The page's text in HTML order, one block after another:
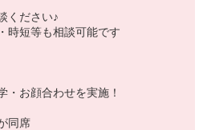
ください♪
時短等も相談可能です
・お顔合わせを実施！
同席